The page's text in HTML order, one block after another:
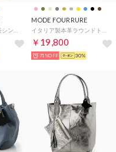
MODE FOURRURE
￥19,800
71%OFF 30%